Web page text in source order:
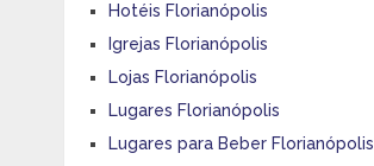
Hotéis Florianópolis
Igrejas Florianópolis
Lojas Florianópolis
Lugares Florianópolis
Lugares para Beber Florianópolis